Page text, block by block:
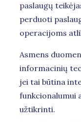
paslaugų
perduoti
operacijoms
Asmens
informacinių
jei tai būtina
funkcionalumui
užtikrinti.